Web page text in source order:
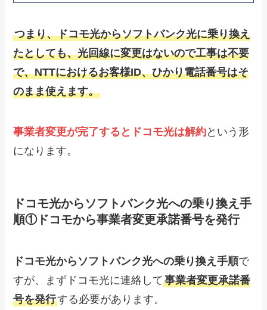
つまり、ドコモ光からソフトバンク光に乗り換え
たとしても、光回線に変更はないので工事は不要
で、NTTにおけるお客様ID、ひかり電話番号はそ
のまま使えます。
事業者変更が完了するとドコモ光は解約という形
になります。
ドコモ光からソフトバンク光への乗り換え手
順①ドコモから事業者変更承諾番号を発行
ドコモ光からソフトバンク光への乗り換え手順で
すが、まずドコモ光に連絡して事業者変更承諾番
号を発行する必要があります。